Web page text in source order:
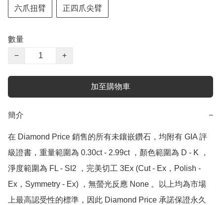
六爪扭臂 正四爪尖臂
數量
−
+
加至購物車
簡介 −
在 Diamond Price 銷售的所有未鑲嵌鑽石，均附有 GIA 評
級證書，重量範圍為 0.30ct - 2.99ct ，顏色範圍為 D - K ，
淨度範圍為 FL - SI2 ，完美切工 3Ex (Cut - Ex，Polish -
Ex，Symmetry - Ex) ，無螢光反應 None 。以上均為市場
上最高認受性的標準，因此 Diamond Price 承諾保證永久